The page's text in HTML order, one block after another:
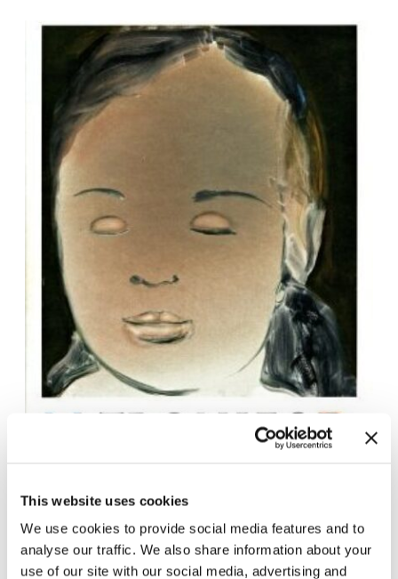
This website uses cookies
We use cookies to provide social media features and to
analyse our traffic. We also share information about your
use of our site with our social media, advertising and
Kontakt für Ausstellungskataloge
Für den Versand von Ausstellungskatalogen
kontaktieren Sie uns bitte unter